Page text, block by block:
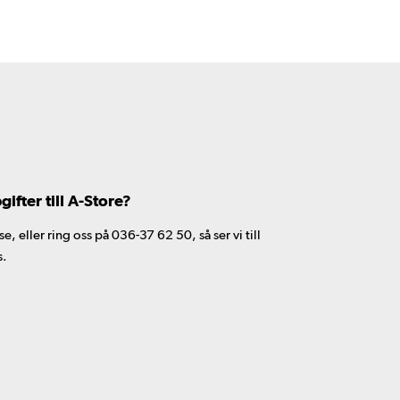
till A-Store?
eller ring oss på 036-37 62 50, så ser vi till